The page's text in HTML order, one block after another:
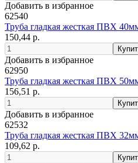
Добавить в избранное
62540
Труба гладкая жесткая ПВХ
150,44 р.
Добавить в избранное
62950
Труба гладкая жесткая ПВХ
156,51 р.
Добавить в избранное
62532
Труба гладкая жесткая ПВХ
109,62 р.